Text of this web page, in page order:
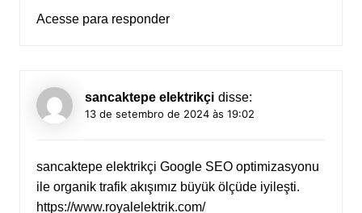
Acesse para responder
sancaktepe elektrikçi disse:
13 de setembro de 2024 às 19:02
sancaktepe elektrikçi Google SEO optimizasyonu
ile organik trafik akışımız büyük ölçüde iyileşti.
https://www.royalelektrik.com/